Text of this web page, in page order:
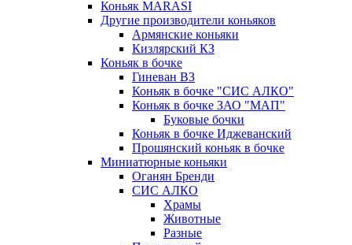
Коньяк MARASI
Другие производители коньяков
Армянские коньяки
Кизлярский КЗ
Коньяк в бочке
Гиневан ВЗ
Коньяк в бочке "СИС АЛКО"
Коньяк в бочке ЗАО "МАП"
Буковые бочки
Коньяк в бочке Иджеванский
Прошянский коньяк в бочке
Миниатюрные коньяки
Оганян Бренди
СИС АЛКО
Храмы
Животные
Разные